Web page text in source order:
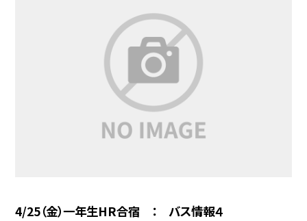
4/25（金）一年生HR合宿 ： バス情報４